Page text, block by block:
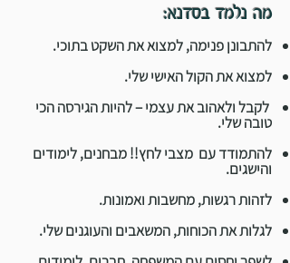
מה נלמד בסדנא:
להתבונן פנימה, למצוא את השקט בתוכי.
למצוא את הקול האישי שלי.
לקבל ולאהוב את עצמי – להיות הגירסה הכי
טובה שלי.
להתמודד עם מצבי לחץ!! מבחנים, לימודים
והישגים.
לזהות רגשות, מחשבות ואמונות.
לגלות את הכוחות, המשאבים והעוגנים שלי.